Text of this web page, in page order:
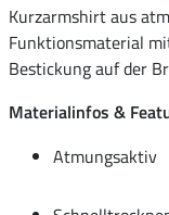
Kurzarmshirt aus
Funktionsmaterial
Bestickung auf der
Materialinfos &
Atmungsaktiv